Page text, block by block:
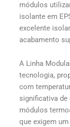
módulos
isolante em
excelente
acabamento
A Linha
tecnologia,
com
significativa
módulos
que exigem